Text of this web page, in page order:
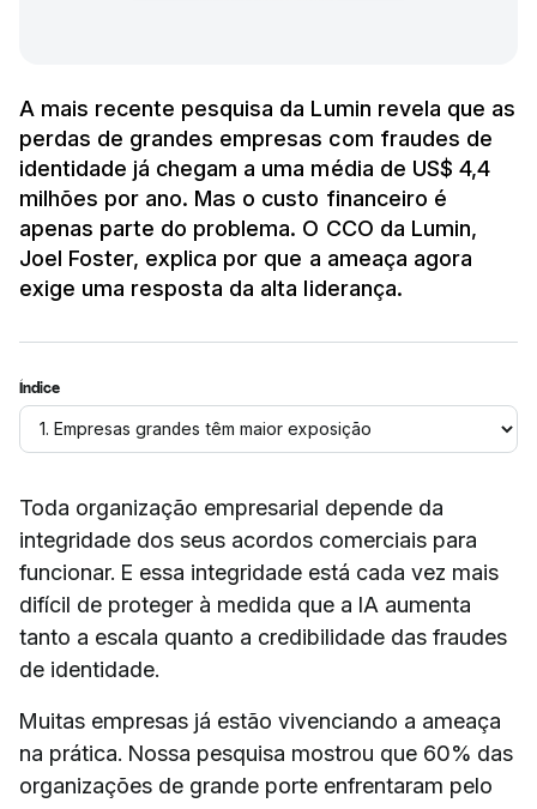
A mais recente pesquisa da Lumin revela que as
perdas de grandes empresas com fraudes de
identidade já chegam a uma média de US$ 4,4
milhões por ano. Mas o custo financeiro é
apenas parte do problema. O CCO da Lumin,
Joel Foster, explica por que a ameaça agora
exige uma resposta da alta liderança.
Índice
Toda organização empresarial depende da
integridade dos seus acordos comerciais para
funcionar. E essa integridade está cada vez mais
difícil de proteger à medida que a IA aumenta
tanto a escala quanto a credibilidade das fraudes
de identidade.
Muitas empresas já estão vivenciando a ameaça
na prática. Nossa pesquisa mostrou que 60% das
organizações de grande porte enfrentaram pelo